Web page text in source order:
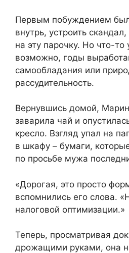
Первым побуждением
внутрь, устроить
на эту парочку. Но что-
возможно, годы
самообладания или
рассудительность.
Вернувшись домой,
заварила чай и
кресло. Взгляд упал на
в шкафу – бумаги,
по просьбе мужа
«Дорогая, это просто
вспомнились его слова.
налоговой оптимизации.»
Теперь, просматривая
дрожащими руками, она